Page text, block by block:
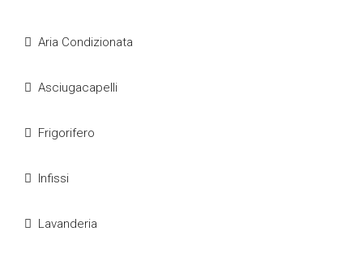
Aria Condizionata
Asciugacapelli
Frigorifero
Infissi
Lavanderia